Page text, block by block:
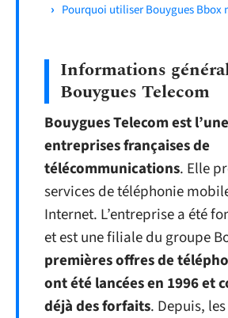
Pourquoi utiliser Bouygues Bbox
Informations
Bouygues Telecom
Bouygues Telecom est
entreprises françaises de
télécommunications. Elle
services de téléphonie
Internet. L’entreprise a été
et est une filiale du groupe
premières offres de
ont été lancées en 1996 et
déjà des forfaits. Depuis,